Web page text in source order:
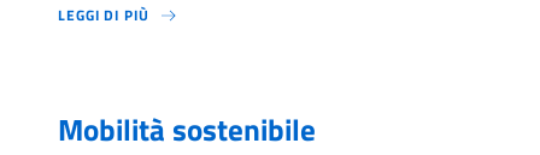
LEGGI DI PIÙ
Mobilità sostenibile